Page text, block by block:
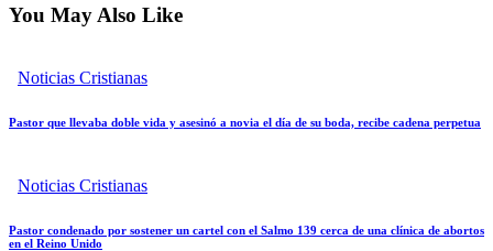
You May Also Like
Noticias Cristianas
Pastor que llevaba doble vida y asesinó a novia el día de su boda, recibe cadena perpetua
Noticias Cristianas
Pastor condenado por sostener un cartel con el Salmo 139 cerca de una clínica de abortos
en el Reino Unido